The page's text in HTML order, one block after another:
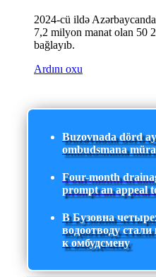
2024-cü ildə
7,2 milyon manat olan 50
bağlayıb.
Ardını oxu
Buzovnada dörd
ombudsmana
Four-month
prompt an appeal
В Бузовна
водоотводу
к омбудсмену